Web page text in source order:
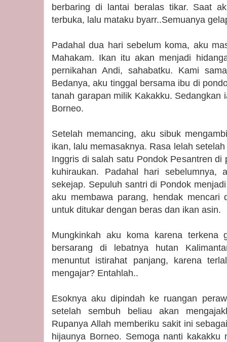
berbaring di lantai beralas tikar. Saat
terbuka, lalu mataku byarr..Semuanya
Padahal dua hari sebelum koma, aku
Mahakam. Ikan itu akan menjadi
pernikahan Andi, sahabatku. Kami
Bedanya, aku tinggal bersama ibu di
tanah garapan milik Kakakku. Sedangkan
Borneo.
Setelah memancing, aku sibuk
ikan, lalu memasaknya. Rasa lelah
Inggris di salah satu Pondok Pesantren di
kuhiraukan. Padahal hari sebelumnya,
sekejap. Sepuluh santri di Pondok
aku membawa parang, hendak mencari
untuk ditukar dengan beras dan ikan asin.
Mungkinkah aku koma karena terkena
bersarang di lebatnya hutan
menuntut istirahat panjang, karena
mengajar? Entahlah..
Esoknya aku dipindah ke ruangan
setelah sembuh beliau akan
Rupanya Allah memberiku sakit ini
hijaunya Borneo. Semoga nanti